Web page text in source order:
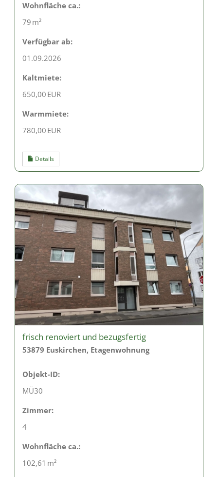
Wohnfläche ca.:
79 m²
Verfügbar ab:
01.09.2026
Kaltmiete:
650,00 EUR
Warmmiete:
780,00 EUR
Details
frisch renoviert und bezugsfertig
53879 Euskirchen, Etagenwohnung
Objekt-ID:
MÜ30
Zimmer:
4
Wohnfläche ca.:
102,61 m²